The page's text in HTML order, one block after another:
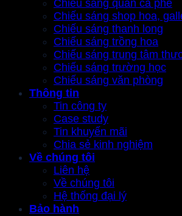
Chiếu sáng quán cà phê
Chiếu sáng shop hoa,
Chiếu sáng thanh long
Chiếu sáng trồng hoa
Chiếu sáng trung tâm
Chiếu sáng trường học
Chiếu sáng văn phòng
Thông tin
Tin công ty
Case study
Tin khuyến mãi
Chia sẻ kinh nghiệm
Về chúng tôi
Liên hệ
Về chúng tôi
Hệ thống đại lý
Bảo hành